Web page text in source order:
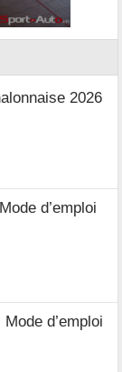
2026
d’emploi
d’emploi